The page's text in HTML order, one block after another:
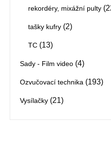
rekordéry, mixážní pulty
tašky kufry (2)
TC (13)
Sady - Film video (4)
Ozvučovací technika (193)
Vysílačky (21)